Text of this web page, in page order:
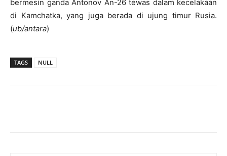
bermesin ganda Antonov An-26 tewas dalam kecelakaan
di Kamchatka, yang juga berada di ujung timur Rusia.
(ub/antara)
TAGS NULL